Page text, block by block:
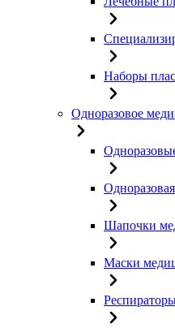
Наборы
Одноразовое
Шапочки
Маски